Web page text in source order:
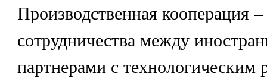
Производственная кооперация
сотрудничества между
партнерами с технологическим